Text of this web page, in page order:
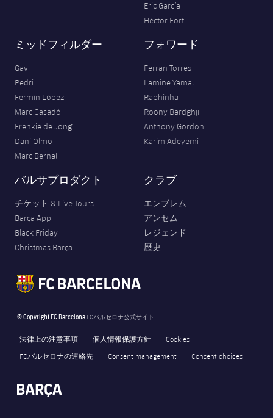
Eric García
Héctor Fort
ミッドフィルダー
Gavi
Pedri
Fermín López
Marc Casadó
Frenkie de Jong
Dani Olmo
Marc Bernal
フォワード
Ferran Torres
Lamine Yamal
Raphinha
Roony Bardghji
Anthony Gordon
Karim Adeyemi
バルサプロダクト
チケット & Live Tours
Barça App
Black Friday
Christmas Barça
クラブ
エンブレム
アンセム
レジェンド
歴史
© Copyright FC Barcelona FCバルセロナ公式サイト
法律上の注意事項 個人情報保護方針
Cookies
FCバルセロナの連絡先
Consent management Consent choices